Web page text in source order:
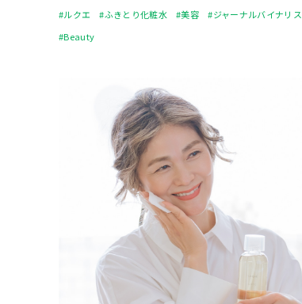
#ルクエ #ふきとり化粧水 #美容
#ジャーナルバイナリス
#Beauty